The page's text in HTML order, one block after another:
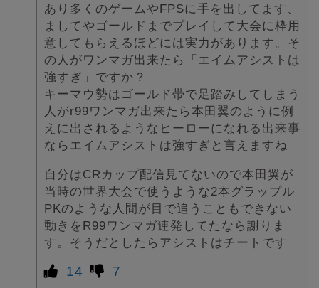
あり多くのゲームやFPSに手を出してます、
ましてやゴールドまでプレイして大会に枠用
意してもらえるほどには実力があります。そ
の人がワンマガ出来たら「エイムアシストは
強すぎ」ですか？
キーマウ勢はゴールド帯で足踏みしてしまう
人がr99ワンマガ出来たら本田翼のように例
えに出されるようなヒーローになれる出来事
ならエイムアシストは強すぎと言えますね
自分はCRカップ配信見てないので本田翼が
当時の世界大会で使うような2本グラップル
PKのような人間が目で追うこともできない
動きをR99ワンマガ連発してたなら謝りま
す。そうだとしたらアシストはチートです
14 7